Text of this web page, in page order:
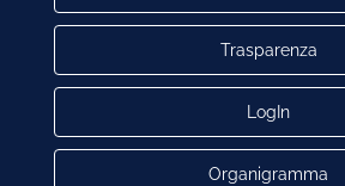
Trasparenza
LogIn
Organigramma